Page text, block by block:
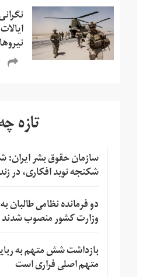
تازه
سازمان حقوق بشر
شکنجه نوید افکاری، در
دو فرمانده نظامی طالبان
وزارت کشور منصوب شدند
بازداشت شش متهم به
متهم اصلی فراری است